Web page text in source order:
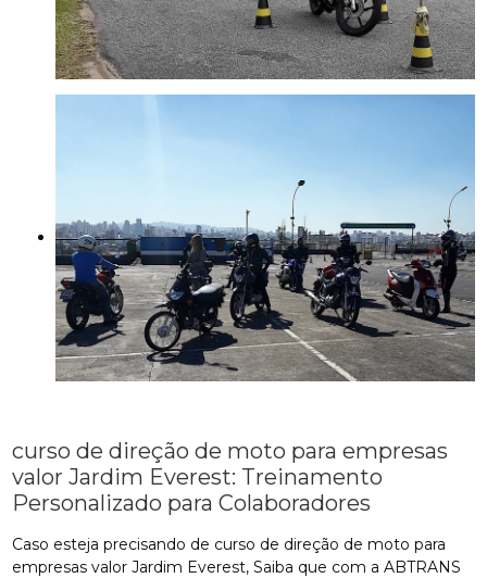
curso de direção de moto para empresas
valor Jardim Everest: Treinamento
Personalizado para Colaboradores
Caso esteja precisando de curso de direção de moto para
empresas valor Jardim Everest, Saiba que com a ABTRANS